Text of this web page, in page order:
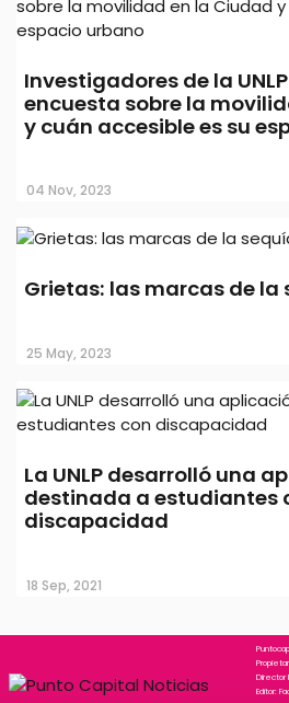
la sequía
destinada a
discapacidad
Investigadores de la
encuesta sobre la
y cuán accesible es su
04 Nov, 2023
Grietas: las marcas de la
25 May, 2023
La UNLP desarrolló una
destinada a estudiantes
discapacidad
18 Sep, 2021
Director
Editor: